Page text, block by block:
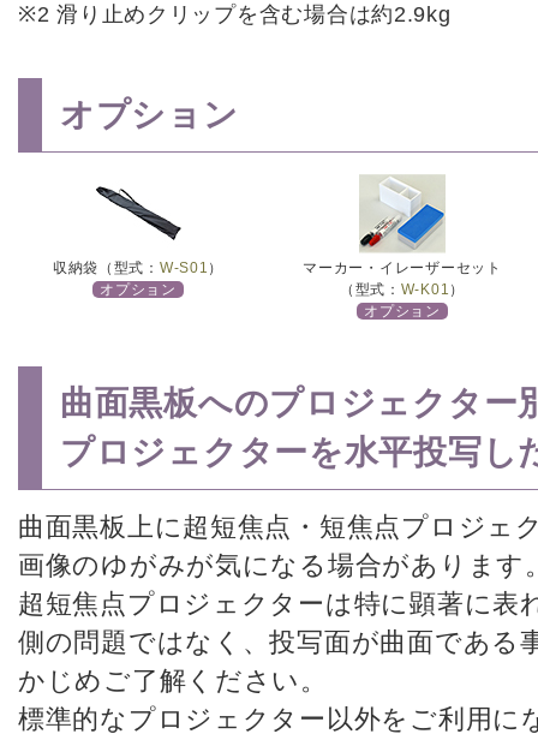
※2 滑り止めクリップを含む場合は約2.9kg
オプション
収納袋（型式： W-S01 ）
オプション
マーカー・イレーザーセット
（型式： W-K01 ）
オプション
曲面黒板へのプロジェクタ
プロジェクターを水平投写し
曲面黒板上に超短焦点・短焦点プロジェ
画像のゆがみが気になる場合があります
超短焦点プロジェクターは特に顕著に表
側の問題ではなく、投写面が曲面である
かじめご了解ください。
標準的なプロジェクター以外をご利用に